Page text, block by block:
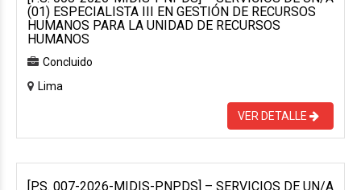
(01) ESPECIALISTA III EN GESTIÓN DE RECURSOS
HUMANOS PARA LA UNIDAD DE RECURSOS
HUMANOS
Concluido
Lima
VER DETALLE
[P.S. 007-2026-MIDIS-PNPDS] – SERVICIOS DE UN/A